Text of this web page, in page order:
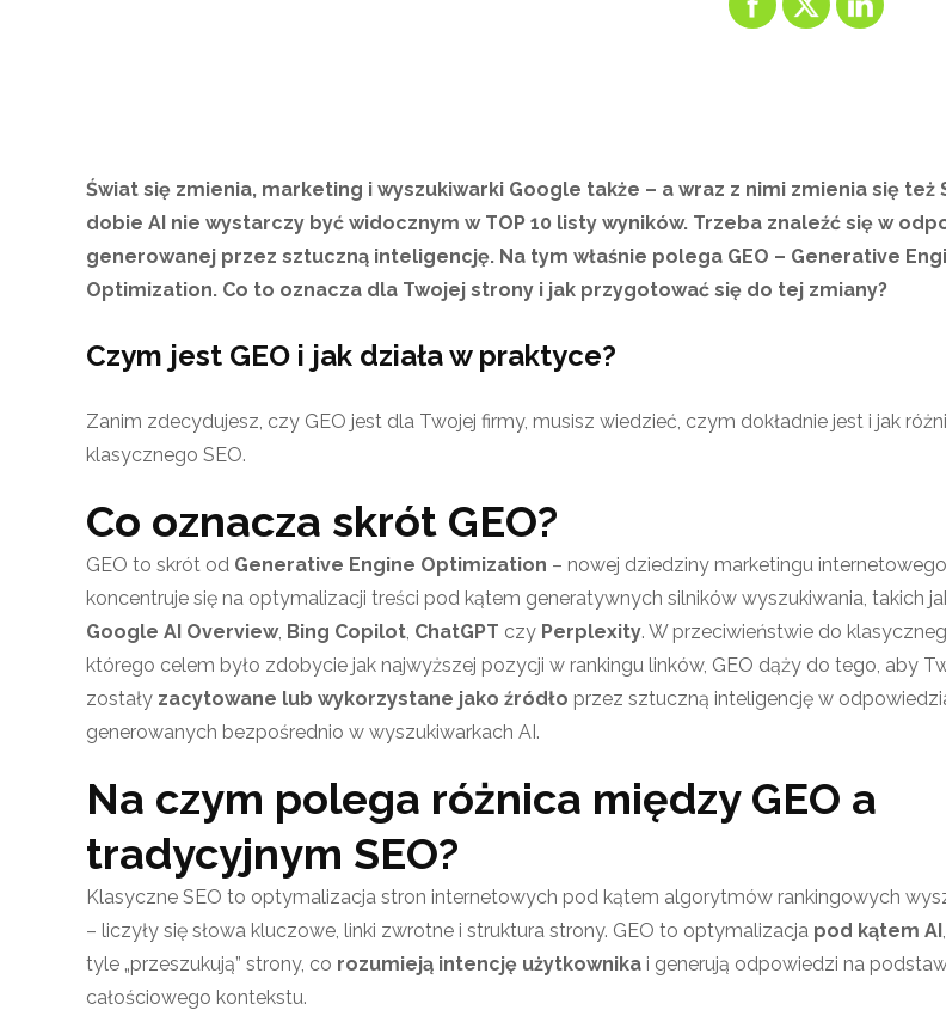
Świat się zmienia, marketing i wyszukiwarki Google także – a wraz z nimi zmienia się też
dobie AI nie wystarczy być widocznym w TOP 10 listy wyników. Trzeba znaleźć się w
generowanej przez sztuczną inteligencję. Na tym właśnie polega GEO – Generative
Optimization. Co to oznacza dla Twojej strony i jak przygotować się do tej zmiany?
Czym jest GEO i jak działa w praktyce?
Zanim zdecydujesz, czy GEO jest dla Twojej firmy, musisz wiedzieć, czym dokładnie jest i jak
klasycznego SEO.
Co oznacza skrót GEO?
GEO to skrót od Generative Engine Optimization – nowej dziedziny marketingu
koncentruje się na optymalizacji treści pod kątem generatywnych silników wyszukiwania, takich
Google AI Overview, Bing Copilot, ChatGPT czy Perplexity. W przeciwieństwie do
którego celem było zdobycie jak najwyższej pozycji w rankingu linków, GEO dąży do tego, aby
zostały zacytowane lub wykorzystane jako źródło przez sztuczną inteligencję w
generowanych bezpośrednio w wyszukiwarkach AI.
Na czym polega różnica między GEO a
tradycyjnym SEO?
Klasyczne SEO to optymalizacja stron internetowych pod kątem algorytmów rankingowych
– liczyły się słowa kluczowe, linki zwrotne i struktura strony. GEO to optymalizacja pod kątem AI
tyle „przeszukują” strony, co rozumieją intencję użytkownika i generują odpowiedzi na
całościowego kontekstu.